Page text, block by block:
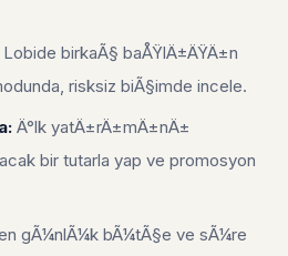
Lobide birkaÃ§ baÅŸlÄ±ÄŸÄ±n
risksiz biÃ§imde incele.
Ä°lk yatÄ±rÄ±mÄ±nÄ±
bir tutarla yap ve promosyon
gÃ¼nlÃ¼k bÃ¼tÃ§e ve sÃ¼re